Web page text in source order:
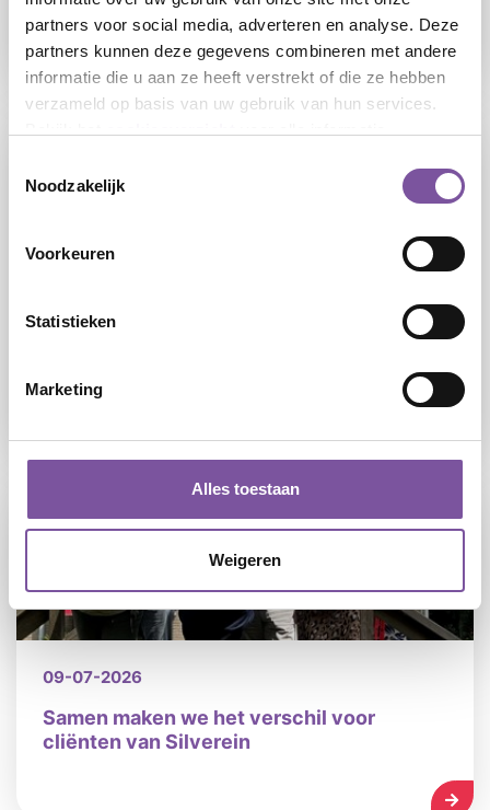
partners voor social media, adverteren en analyse. Deze
partners kunnen deze gegevens combineren met andere
informatie die u aan ze heeft verstrekt of die ze hebben
verzameld op basis van uw gebruik van hun services.
Noodzakelijk
Voorkeuren
Statistieken
Marketing
Alles toestaan
Weigeren
09-07-2026
Samen maken we het verschil voor
cliënten van Silverein